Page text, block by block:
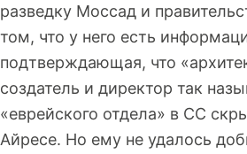
разведку Моссад и
том, что у него есть
подтверждающая, что
создатель и директор так
«еврейского отдела» в СС
Айресе. Но ему не удалось